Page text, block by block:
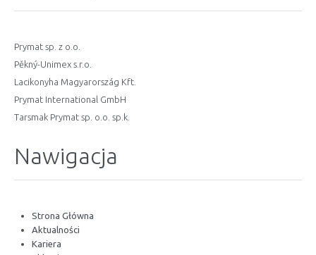
Prymat sp. z o.o.
Pěkný-Unimex s.r.o.
Lacikonyha Magyarország Kft.
Prymat International GmbH
Tarsmak Prymat sp. o.o. sp.k.
Nawigacja
Strona Główna
Aktualności
Kariera